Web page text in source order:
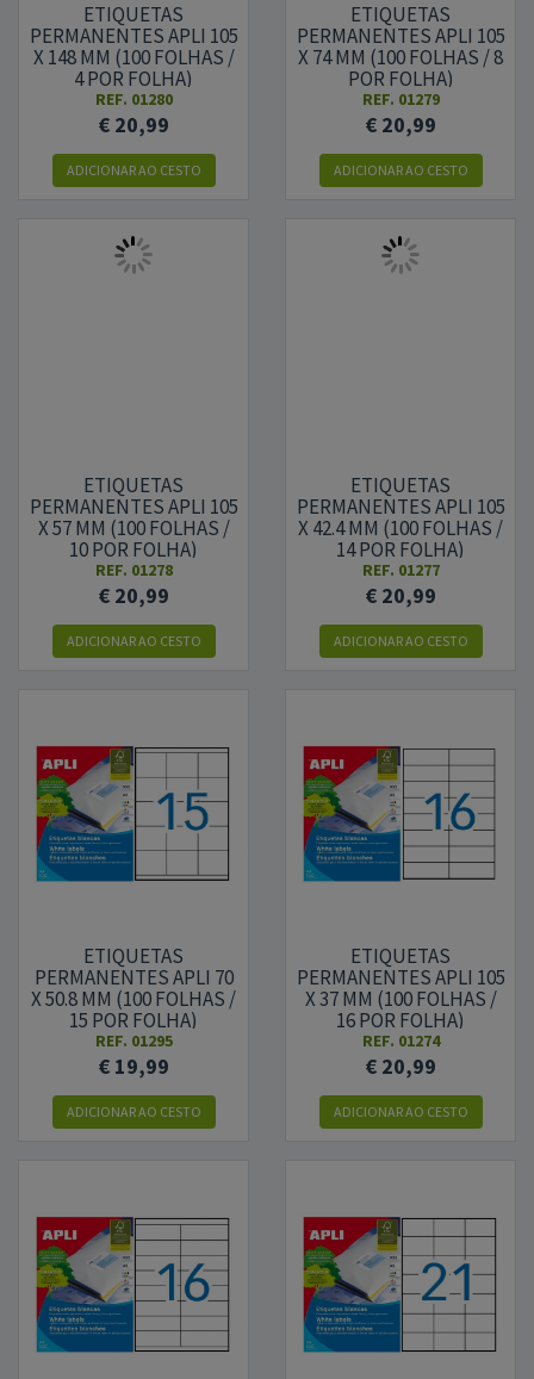
ETIQUETAS
PERMANENTES APLI 105
X 148 MM (100 FOLHAS /
4 POR FOLHA)
REF. 01280
€ 20,99
ADICIONAR AO CESTO
ETIQUETAS
PERMANENTES APLI 105
X 74 MM (100 FOLHAS / 8
POR FOLHA)
REF. 01279
€ 20,99
ADICIONAR AO CESTO
ETIQUETAS
PERMANENTES APLI 105
X 57 MM (100 FOLHAS /
10 POR FOLHA)
REF. 01278
€ 20,99
ADICIONAR AO CESTO
ETIQUETAS
PERMANENTES APLI 105
X 42.4 MM (100 FOLHAS /
14 POR FOLHA)
REF. 01277
€ 20,99
ADICIONAR AO CESTO
ETIQUETAS
PERMANENTES APLI 70
X 50.8 MM (100 FOLHAS /
15 POR FOLHA)
REF. 01295
€ 19,99
ADICIONAR AO CESTO
ETIQUETAS
PERMANENTES APLI 105
X 37 MM (100 FOLHAS /
16 POR FOLHA)
REF. 01274
€ 20,99
ADICIONAR AO CESTO